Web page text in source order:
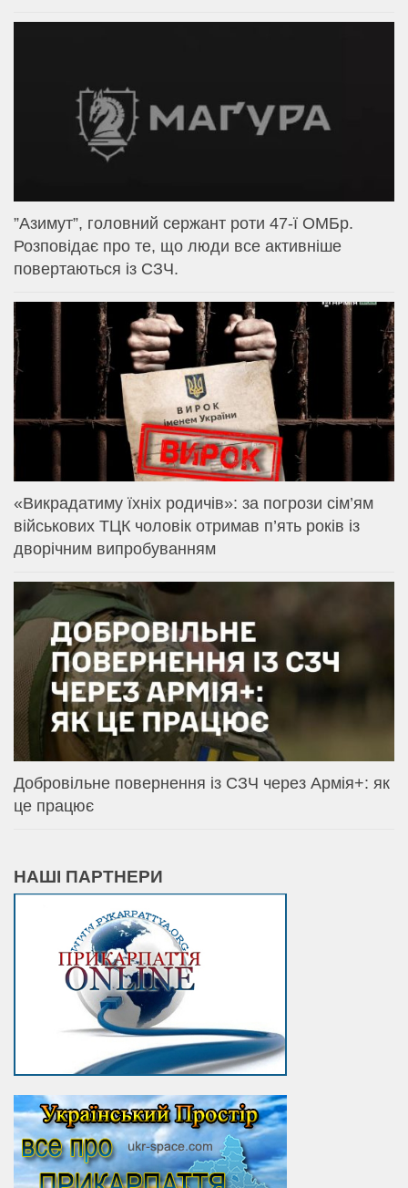
⁨”Азимут”, головний сержант роти 47-ї ОМБр.
Розповідає про те, що люди все активніше
повертаються із СЗЧ.
«Викрадатиму їхніх родичів»: за погрози сім’ям
військових ТЦК чоловік отримав п’ять років із
дворічним випробуванням
Добровільне повернення із СЗЧ через Армія+: як
це працює
НАШІ ПАРТНЕРИ